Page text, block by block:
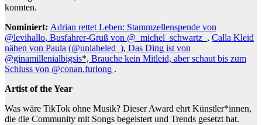
konnten.
Nominiert: Adrian rettet Leben: Stammzellenspende von
@levihallo, Busfahrer-Gruß von @_michel_schwartz _, Calla Kleid
nähen von Paula (@unlabeled_), Das Ding ist von
@ginamillenialbigsis*, Brauche kein Mitleid, aber schaut bis zum
Schluss von @conan.furlong .
Artist of the Year
Was wäre TikTok ohne Musik? Dieser Award ehrt Künstler*innen,
die die Community mit Songs begeistert und Trends gesetzt hat.